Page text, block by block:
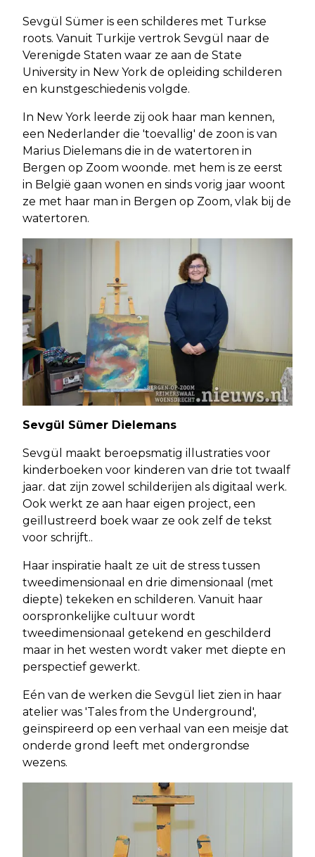
Sevgül Sümer is een schilderes met Turkse
roots. Vanuit Turkije vertrok Sevgül naar de
Verenigde Staten waar ze aan de State
University in New York de opleiding schilderen
en kunstgeschiedenis volgde.
In New York leerde zij ook haar man kennen,
een Nederlander die 'toevallig' de zoon is van
Marius Dielemans die in de watertoren in
Bergen op Zoom woonde. met hem is ze eerst
in België gaan wonen en sinds vorig jaar woont
ze met haar man in Bergen op Zoom, vlak bij de
watertoren.
Sevgül Sümer Dielemans
Sevgül maakt beroepsmatig illustraties voor
kinderboeken voor kinderen van drie tot twaalf
jaar. dat zijn zowel schilderijen als digitaal werk.
Ook werkt ze aan haar eigen project, een
geïllustreerd boek waar ze ook zelf de tekst
voor schrijft..
Haar inspiratie haalt ze uit de stress tussen
tweedimensionaal en drie dimensionaal (met
diepte) tekeken en schilderen. Vanuit haar
oorspronkelijke cultuur wordt
tweedimensionaal getekend en geschilderd
maar in het westen wordt vaker met diepte en
perspectief gewerkt.
Eén van de werken die Sevgül liet zien in haar
atelier was 'Tales from the Underground',
geïnspireerd op een verhaal van een meisje dat
onderde grond leeft met ondergrondse
wezens.